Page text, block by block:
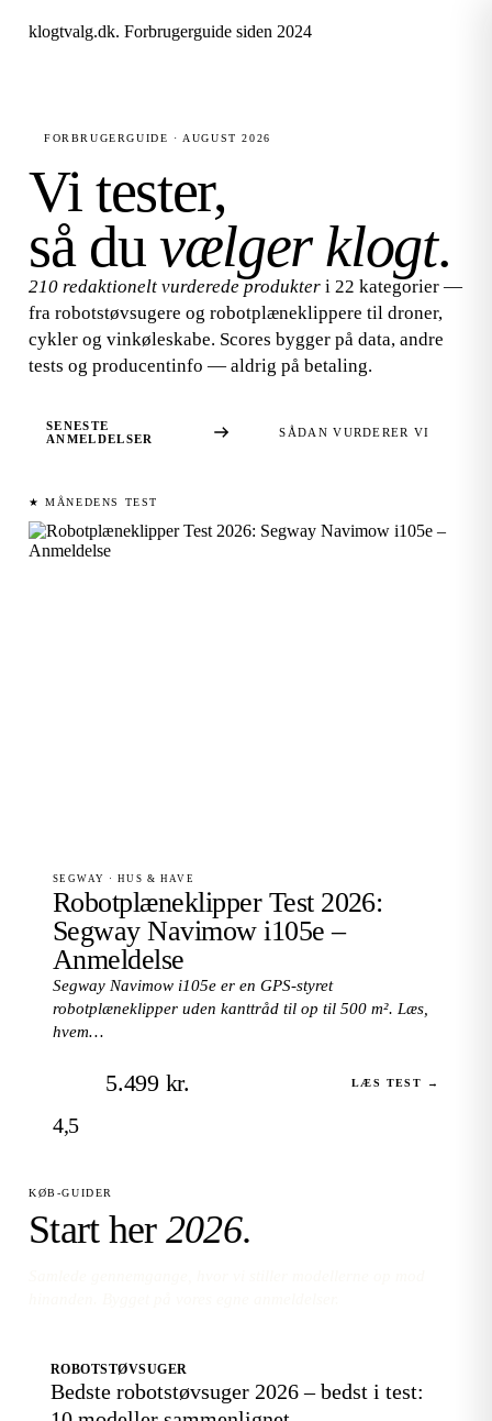
klogtvalg.dk. Forbrugerguide siden 2024
FORBRUGERGUIDE · AUGUST 2026
Vi tester,
så du vælger klogt.
210 redaktionelt vurderede produkter i 22 kategorier —
fra robotstøvsugere og robotplæneklippere til droner,
cykler og vinkøleskabe. Scores bygger på data, andre
tests og producentinfo — aldrig på betaling.
SENESTE
ANMELDELSER
SÅDAN VURDERER VI
★ MÅNEDENS TEST
SEGWAY · HUS & HAVE
Robotplæneklipper Test 2026:
Segway Navimow i105e –
Anmeldelse
Segway Navimow i105e er en GPS-styret
robotplæneklipper uden kanttråd til op til 500 m². Læs,
hvem…
4,5
5.499 kr. LÆS TEST →
KØB-GUIDER
Start her 2026.
ROBOTSTØVSUGER
Bedste robotstøvsuger 2026 – bedst i test: